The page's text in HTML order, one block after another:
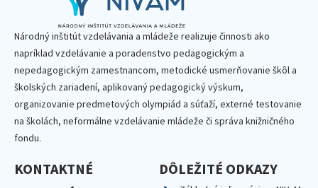
Národný inštitút vzdelávania a mládeže realizuje činnosti ako
napríklad vzdelávanie a poradenstvo pedagogickým a
nepedagogickým zamestnancom, metodické usmerňovanie škôl a
školských zariadení, aplikovaný pedagogický výskum,
organizovanie predmetových olympiád a súťaží, externé testovanie
na školách, neformálne vzdelávanie mládeže či správa knižničného
fondu.
KONTAKTNÉ
DÔLEŽITÉ ODKAZY